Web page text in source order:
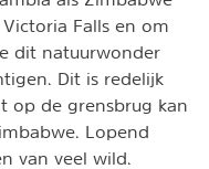
Falls en om
dit natuurwonder
Dit is redelijk
op de grensbrug kan
Lopend
van veel wild.